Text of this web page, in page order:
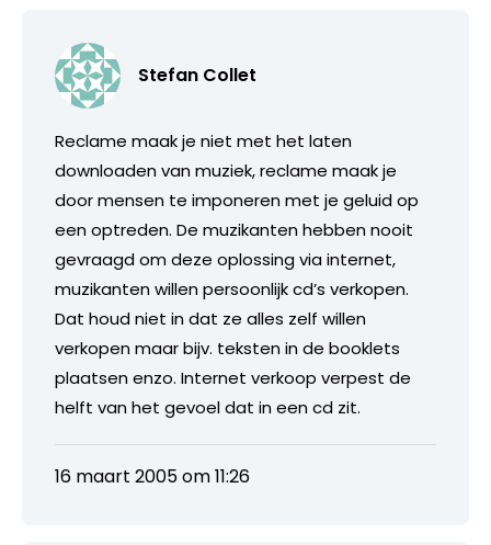
Stefan Collet
Reclame maak je niet met het laten
downloaden van muziek, reclame maak je
door mensen te imponeren met je geluid op
een optreden. De muzikanten hebben nooit
gevraagd om deze oplossing via internet,
muzikanten willen persoonlijk cd’s verkopen.
Dat houd niet in dat ze alles zelf willen
verkopen maar bijv. teksten in de booklets
plaatsen enzo. Internet verkoop verpest de
helft van het gevoel dat in een cd zit.
16 maart 2005 om 11:26